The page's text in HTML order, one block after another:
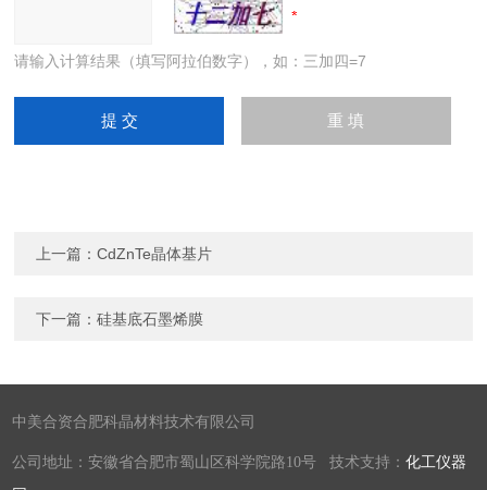
请输入计算结果（填写阿拉伯数字），如：三加四=7
上一篇：CdZnTe晶体基片
下一篇：硅基底石墨烯膜
中美合资合肥科晶材料技术有限公司
公司地址：安徽省合肥市蜀山区科学院路10号 技术支持：化工仪器